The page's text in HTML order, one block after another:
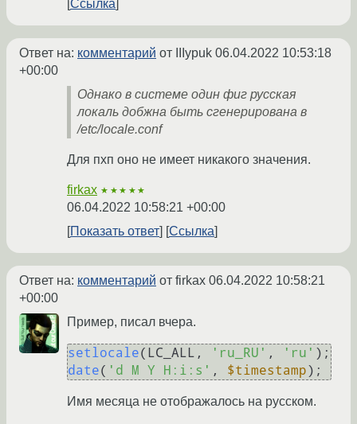
Ссылка
Ответ на: комментарий от IIIypuk 06.04.2022 10:53:18
+00:00
Однако в системе один фиг русская
локаль добжна быть сгенерирована в
/etc/locale.conf
Для пхп оно не имеет никакого значения.
firkax ★★★★★
06.04.2022 10:58:21 +00:00
Показать ответ
Ссылка
Ответ на: комментарий от firkax 06.04.2022 10:58:21
+00:00
Пример, писал вчера.
setlocale(LC_ALL, 'ru_RU' , 'ru'
date( 'd M Y H:i:s' , $timestamp
Имя месяца не отображалось на русском.